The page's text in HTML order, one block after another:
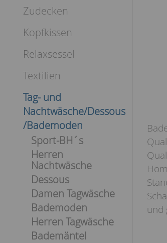
Zudecken
Kopfkissen
Relaxsessel
Textilien
Tag- und
Nachtwäsche/Dessous
/Bademoden
Sport-BH´s
Herren
Nachtwäsche
Dessous
Damen Tagwäsche
Bademoden
Herren Tagwäsche
Bademäntel
und